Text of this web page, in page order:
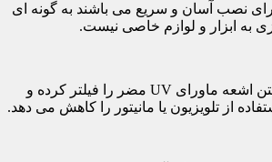
نصب آسان و سریع می باشند به گونه ای
به ابزار و لوازم خاصی نیست.
محاظ صفحه نمایش ولتن اشعه ماورای UV مضر را فیلتر کرده و
از تلویزیون یا مانیتور را کاهش می دهد.